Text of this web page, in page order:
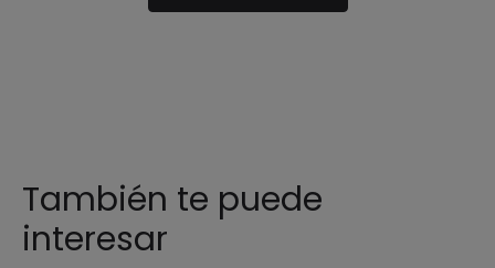
También te puede
interesar